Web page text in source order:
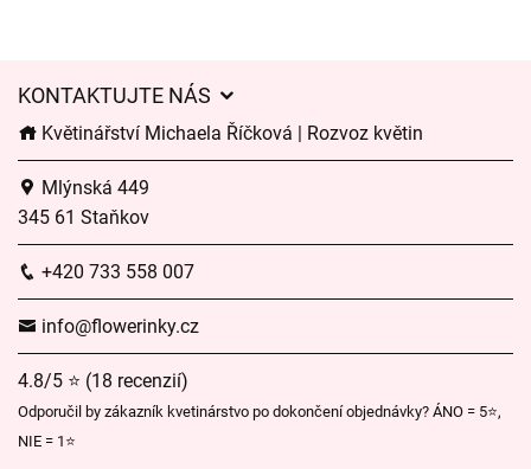
KONTAKTUJTE NÁS
Květinářství Michaela Říčková | Rozvoz květin
Mlýnská 449
345 61 Staňkov
+420 733 558 007
info@flowerinky.cz
4.8/5 ⭐ (18 recenzií)
Odporučil by zákazník kvetinárstvo po dokončení objednávky? ÁNO = 5⭐,
NIE = 1⭐